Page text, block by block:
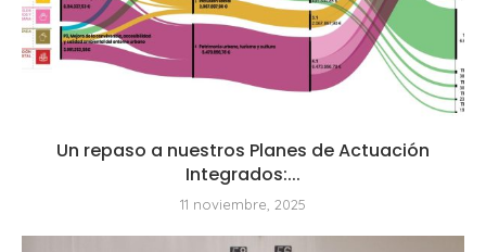
Un repaso a nuestros Planes de Actuación
Integrados:...
11 noviembre, 2025